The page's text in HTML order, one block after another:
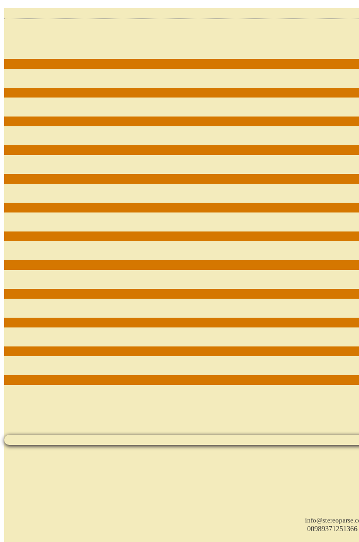
00989371251366